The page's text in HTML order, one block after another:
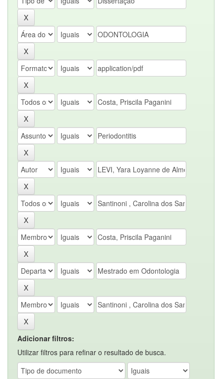
Adicionar filtros:
Utilizar filtros para refinar o resultado de busca.